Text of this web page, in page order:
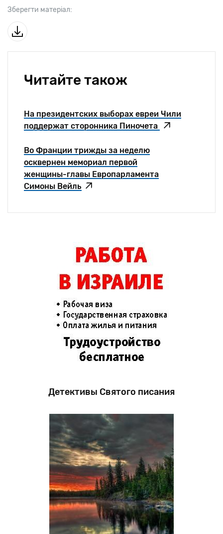
Зберегти матеріал:
Читайте також
На президентских выборах евреи Чили
поддержат сторонника Пиночета
Во Франции трижды за неделю
осквернен мемориал первой
женщины-главы Европарламента
Симоны Вейль
Детективы Святого писания